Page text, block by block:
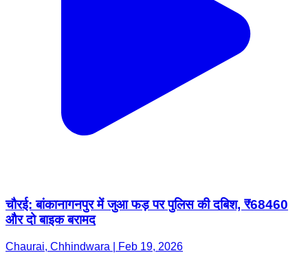
चौरई: बांकानागनपुर में जुआ फड़ पर पुलिस की दबिश, ₹68460
और दो बाइक बरामद
Chaurai, Chhindwara | Feb 19, 2026